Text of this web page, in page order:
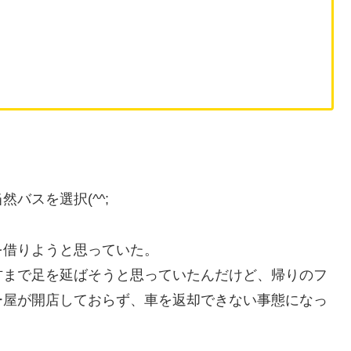
バスを選択(^^;
りようと思っていた。
で足を延ばそうと思っていたんだけど、帰りのフ
が開店しておらず、車を返却できない事態になっ